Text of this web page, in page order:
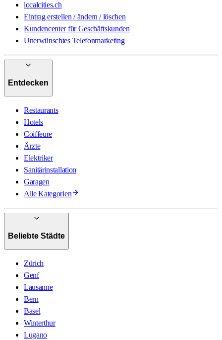
localcities.ch
Eintrag erstellen / ändern / löschen
Kundencenter für Geschäftskunden
Unerwünschtes Telefonmarketing
Entdecken
Restaurants
Hotels
Coiffeure
Ärzte
Elektriker
Sanitärinstallation
Garagen
Alle Kategorien
Beliebte Städte
Zürich
Genf
Lausanne
Bern
Basel
Winterthur
Lugano